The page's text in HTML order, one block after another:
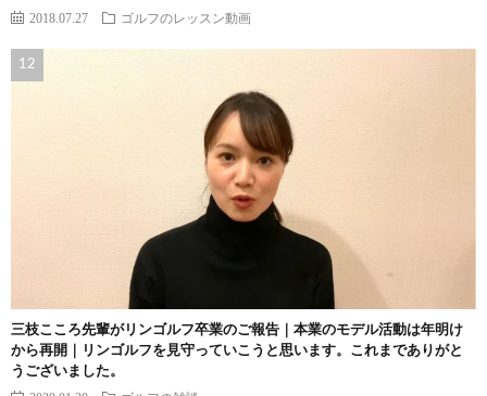
2018.07.27 ゴルフのレッスン動画
三枝こころ先輩がリンゴルフ卒業のご報告｜本業のモデル活動は年明け
から再開｜リンゴルフを見守っていこうと思います。これまでありがと
うございました。